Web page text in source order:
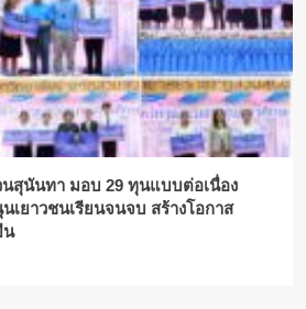
สุนันทา มอบ 29 ทุนแบบต่อเนื่อง
ยาวชนเรียนจนจบ สร้างโอกาส
น